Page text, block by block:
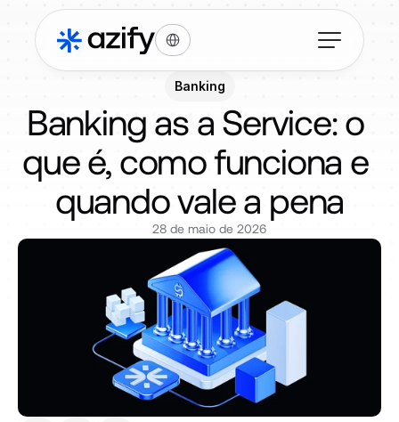
Select Language
Banking
Banking as a Service: o
que é, como funciona e
quando vale a pena
28 de maio de 2026